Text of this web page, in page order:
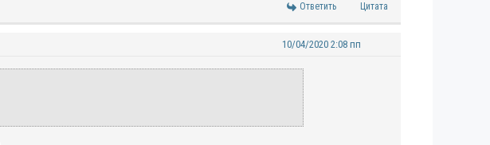
Ответить Цитата
10/04/2020 2:08 пп